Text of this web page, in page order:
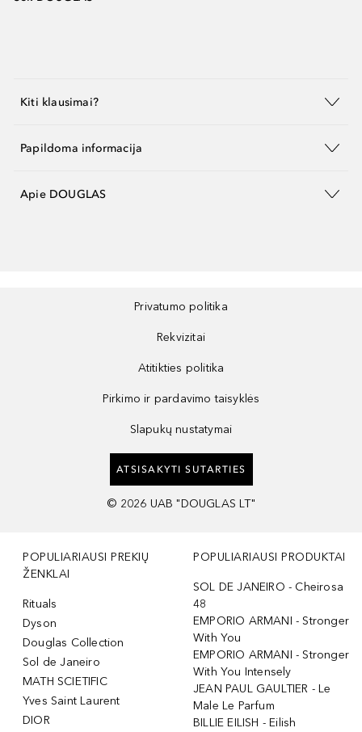
Kiti klausimai?
Papildoma informacija
Apie DOUGLAS
Privatumo politika
Rekvizitai
Atitikties politika
Pirkimo ir pardavimo taisyklės
Slapukų nustatymai
ATSISAKYTI SUTARTIES
© 2026 UAB "DOUGLAS LT"
POPULIARIAUSI PREKIŲ
ŽENKLAI
Rituals
Dyson
Douglas Collection
Sol de Janeiro
MATH SCIETIFIC
Yves Saint Laurent
DIOR
POPULIARIAUSI PRODUKTAI
SOL DE JANEIRO - Cheirosa
48
EMPORIO ARMANI - Stronger
With You
EMPORIO ARMANI - Stronger
With You Intensely
JEAN PAUL GAULTIER - Le
Male Le Parfum
BILLIE EILISH - Eilish